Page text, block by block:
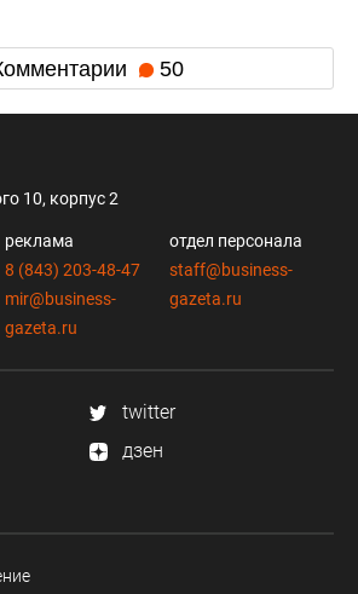
50
10, корпус 2
реклама
8 (843) 203-48-47
mir@business-
gazeta.ru
отдел персонала
staff@business-
gazeta.ru
twitter
дзен